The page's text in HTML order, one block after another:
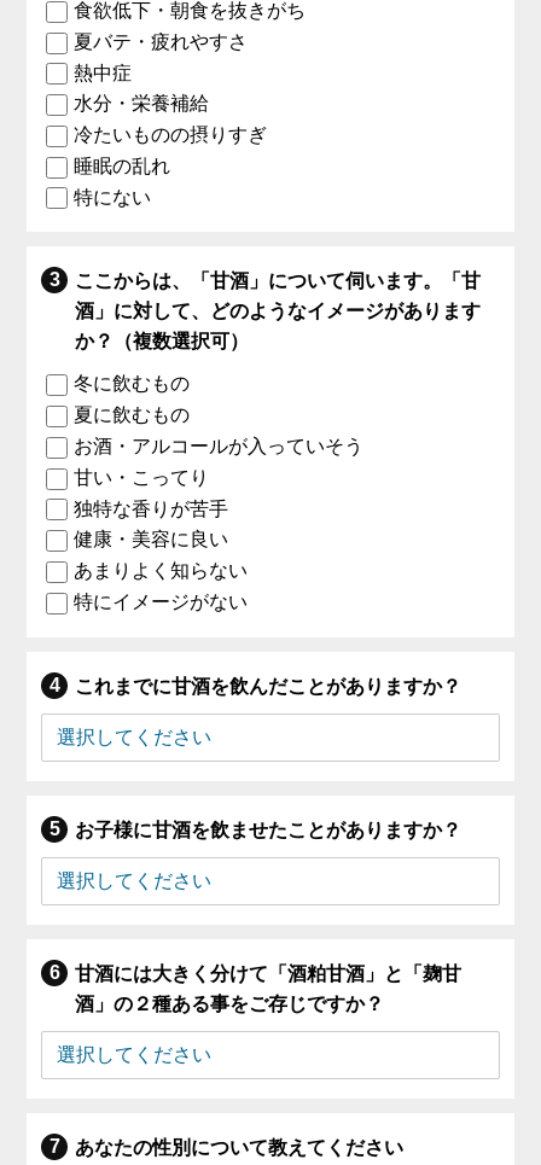
食欲低下・朝食を抜きがち
夏バテ・疲れやすさ
熱中症
水分・栄養補給
冷たいものの摂りすぎ
睡眠の乱れ
特にない
ここからは、「甘酒」について伺います。「甘
酒」に対して、どのようなイメージがあります
か？（複数選択可）
冬に飲むもの
夏に飲むもの
お酒・アルコールが入っていそう
甘い・こってり
独特な香りが苦手
健康・美容に良い
あまりよく知らない
特にイメージがない
これまでに甘酒を飲んだことがありますか？
お子様に甘酒を飲ませたことがありますか？
甘酒には大きく分けて「酒粕甘酒」と「麹甘
酒」の２種ある事をご存じですか？
あなたの性別について教えてください